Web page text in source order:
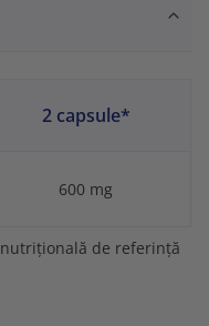
2 capsule*
600 mg
de referință